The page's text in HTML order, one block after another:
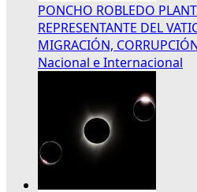
PONCHO ROBLEDO
REPRESENTANTE DEL
MIGRACIÓN,
Nacional e Internacional